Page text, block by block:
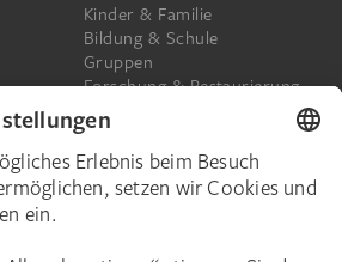
Kinder & Familie
Bildung & Schule
Gruppen
Forschung & Restaurierung
Presse